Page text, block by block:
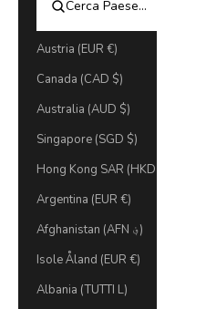
Austria (EUR €)
Canada (CAD $)
Australia (AUD $)
Singapore (SGD $)
Hong Kong SAR (HKD $)
Argentina (EUR €)
Afghanistan (AFN ؋)
Isole Åland (EUR €)
Albania (TUTTI L)